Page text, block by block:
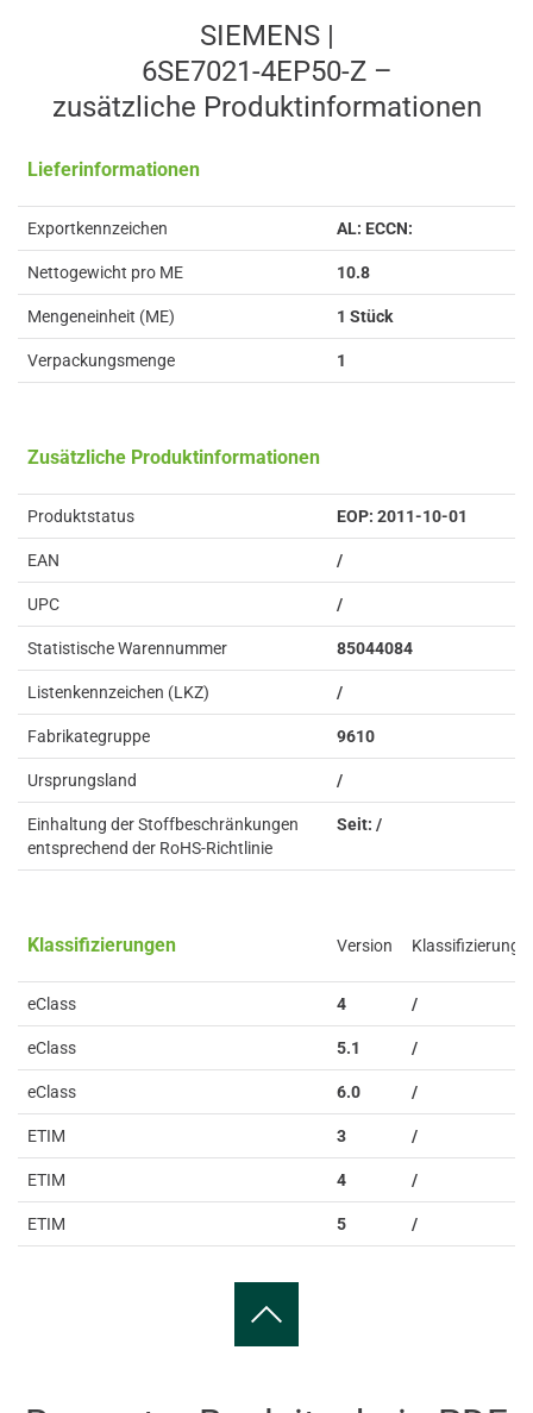
SIEMENS |
6SE7021-4EP50-Z –
zusätzliche Produkt­informationen
Lieferinformationen
Exportkennzeichen AL: ECCN:
Nettogewicht pro ME 10.8
Mengeneinheit (ME) 1 Stück
Verpackungsmenge 1
Zusätzliche Produktinformationen
Produktstatus EOP: 2011-10-01
EAN /
UPC /
Statistische Warennummer 85044084
Listenkennzeichen (LKZ) /
Fabrikategruppe 9610
Ursprungsland /
Einhaltung der Stoffbeschränkungen
entsprechend der RoHS-Richtlinie
Seit: /
Klassifizierungen Version Klassifizierung
eClass 4 /
eClass 5.1 /
eClass 6.0 /
ETIM 3 /
ETIM 4 /
ETIM 5 /